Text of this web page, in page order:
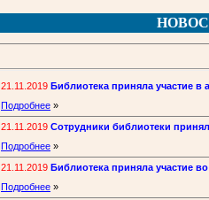
21.11.2019 Библиотека приняла участие в
Подробнее »
21.11.2019 Сотрудники библиотеки
Подробнее »
21.11.2019 Библиотека приняла участие
Подробнее »